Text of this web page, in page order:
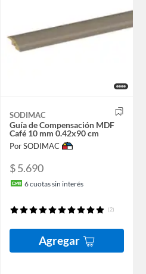
SODIMAC
Guía de Compensación MDF
Café 10 mm 0.42x90 cm
Por SODIMAC
$ 5.690
6cuotas sin interés
(2)
Agregar